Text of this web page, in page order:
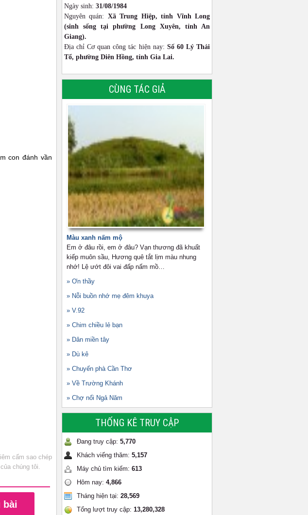
con đánh vần
cấm sao chép
chúng tôi.
bài
Ngày sinh: 31/08/1984
Nguyên quán: Xã Trung Hiệp, tỉnh Vĩnh Long
(sinh sống tại phường Long Xuyên, tỉnh An
Giang).
Địa chỉ Cơ quan công tác hiện nay: Số 60 Lý Thái
Tổ, phường Diên Hồng, tỉnh Gia Lai.
CÙNG TÁC GIẢ
Màu xanh nấm mộ
Em ở đâu rồi, em ở đâu? Vạn thương đã khuất
kiếp muôn sầu, Hương quê tắt lịm màu nhung
nhớ! Lệ ướt đôi vai đấp nấm mồ…
» Ơn thầy
» Nỗi buồn nhớ mẹ đêm khuya
» V.92
» Chim chiều lẻ bạn
» Dân miền tây
» Dù kê
» Chuyến phà Cần Thơ
» Về Trường Khánh
» Chợ nổi Ngả Năm
THỐNG KÊ TRUY CẬP
Đang truy cập: 5,770
Khách viếng thăm: 5,157
Máy chủ tìm kiếm: 613
Hôm nay: 4,866
Tháng hiện tại: 28,569
Tổng lượt truy cập: 13,280,328